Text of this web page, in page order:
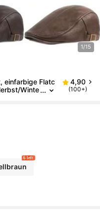
1/15
einfarbige Flatc
Winte
4,90
(100+)
6 left